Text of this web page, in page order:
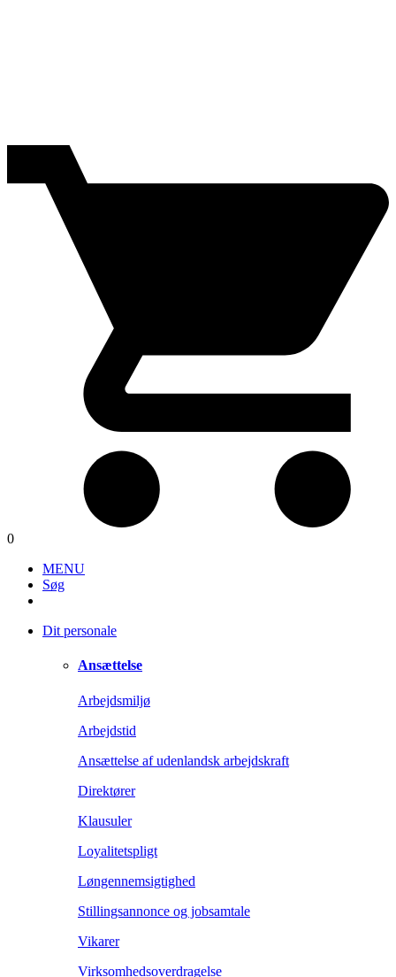
0
MENU
Søg
Dit personale
Ansættelse
Arbejdsmiljø
Arbejdstid
Ansættelse af udenlandsk arbejdskraft
Direktører
Klausuler
Loyalitetspligt
Løngennemsigtighed
Stillingsannonce og jobsamtale
Vikarer
Virksomhedsoverdragelse